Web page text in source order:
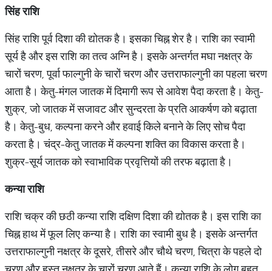
सिंहराशि
सिंह राशि पूर्व दिशा की द्योतक है। इसका चिह्न शेर है। राशि का स्वामी
सूर्य है और इस राशि का तत्व अग्नि है। इसके अन्तर्गत मघा नक्षत्र के
चारों चरण, पूर्वा फाल्गुनी के चारों चरण और उत्तराफाल्गुनी का पहला चरण
आता है। केतु-मंगल जातक में दिमागी रूप से आवेश पैदा करता है। केतु-
शुक्र, जो जातक में सजावट और सुन्दरता के प्रति आकर्षण को बढ़ाता
है। केतु-बुध, कल्पना करने और हवाई किले बनाने के लिए सोच पैदा
करता है। चंद्र-केतु जातक में कल्पना शक्ति का विकास करता है।
शुक्र-सूर्य जातक को स्वाभाविक प्रवृत्तियों की तरफ बढ़ाता है।
कन्याराशि
राशि चक्र की छठी कन्या राशि दक्षिण दिशा की द्योतक है। इस राशि का
चिह्न हाथ में फूल लिए कन्या है। राशि का स्वामी बुध है। इसके अन्तर्गत
उत्तराफाल्गुनी नक्षत्र के दूसरे, तीसरे और चौथे चरण, चित्रा के पहले दो